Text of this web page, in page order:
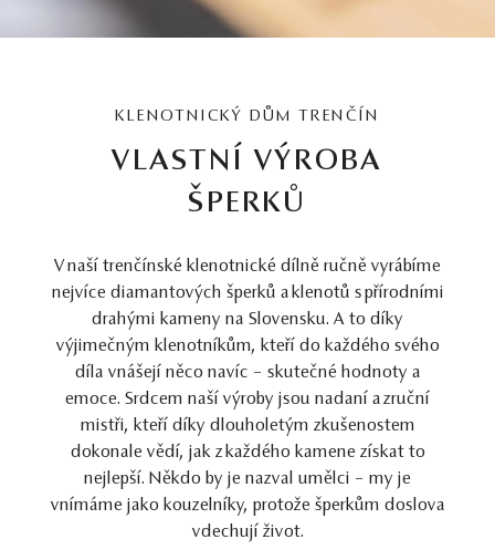
KLENOTNICKÝ DŮM TRENČÍN
VLASTNÍ VÝROBA
ŠPERKŮ
V naší trenčínské klenotnické dílně ručně vyrábíme
nejvíce diamantových šperků a klenotů s přírodními
drahými kameny na Slovensku. A to díky
výjimečným klenotníkům, kteří do každého svého
díla vnášejí něco navíc – skutečné hodnoty a
emoce. Srdcem naší výroby jsou nadaní a zruční
mistři, kteří díky dlouholetým zkušenostem
dokonale vědí, jak z každého kamene získat to
nejlepší. Někdo by je nazval umělci – my je
vnímáme jako kouzelníky, protože šperkům doslova
vdechují život.